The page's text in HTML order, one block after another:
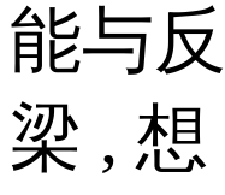
能与
梁 ,